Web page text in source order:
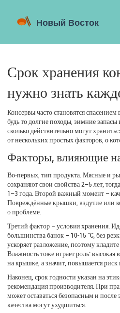
Срок хранения
нужно знать
Консервы часто становятся
будь то долгие походы, зимние
сколько действительно могут
от нескольких простых факторов, о
Факторы, влияющие
Во-первых, тип продукта. Мясные и
сохраняют свои свойства 2–5 лет,
1–3 года. Второй важный момент –
Повреждённые крышки, вздутие или
о проблеме.
Третий фактор – условия хранения.
большинства банок – 10‑15 °C, без
ускоряет разложение, поэтому
Влажность тоже играет роль: высокая
на крышке, а значит, повышается
Наконец, срок годности указан на
рекомендация производителя. При
может оставаться безопасным и после
качества могут ухудшиться.